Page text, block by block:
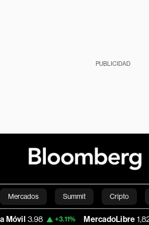
PUBLICIDAD
Mercados Summit Cripto
Economía Estilo de vida
+3.11% MercadoLibre 1,821.795